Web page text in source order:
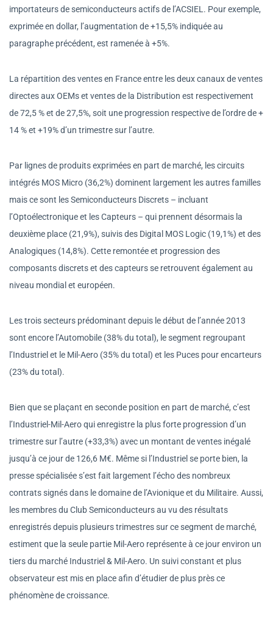
importateurs de semiconducteurs actifs de l’ACSIEL. Pour exemple,
exprimée en dollar, l’augmentation de +15,5% indiquée au
paragraphe précédent, est ramenée à +5%.
La répartition des ventes en France entre les deux canaux de ventes
directes aux OEMs et ventes de la Distribution est respectivement
de 72,5 % et de 27,5%, soit une progression respective de l’ordre de +
14 % et +19% d’un trimestre sur l’autre.
Par lignes de produits exprimées en part de marché, les circuits
intégrés MOS Micro (36,2%) dominent largement les autres familles
mais ce sont les Semiconducteurs Discrets – incluant
l’Optoélectronique et les Capteurs – qui prennent désormais la
deuxième place (21,9%), suivis des Digital MOS Logic (19,1%) et des
Analogiques (14,8%). Cette remontée et progression des
composants discrets et des capteurs se retrouvent également au
niveau mondial et européen.
Les trois secteurs prédominant depuis le début de l’année 2013
sont encore l’Automobile (38% du total), le segment regroupant
l’Industriel et le Mil-Aero (35% du total) et les Puces pour encarteurs
(23% du total).
Bien que se plaçant en seconde position en part de marché, c’est
l’Industriel-Mil-Aero qui enregistre la plus forte progression d’un
trimestre sur l’autre (+33,3%) avec un montant de ventes inégalé
jusqu’à ce jour de 126,6 M€. Même si l’Industriel se porte bien, la
presse spécialisée s’est fait largement l’écho des nombreux
contrats signés dans le domaine de l’Avionique et du Militaire. Aussi,
les membres du Club Semiconducteurs au vu des résultats
enregistrés depuis plusieurs trimestres sur ce segment de marché,
estiment que la seule partie Mil-Aero représente à ce jour environ un
tiers du marché Industriel & Mil-Aero. Un suivi constant et plus
observateur est mis en place afin d’étudier de plus près ce
phénomène de croissance.